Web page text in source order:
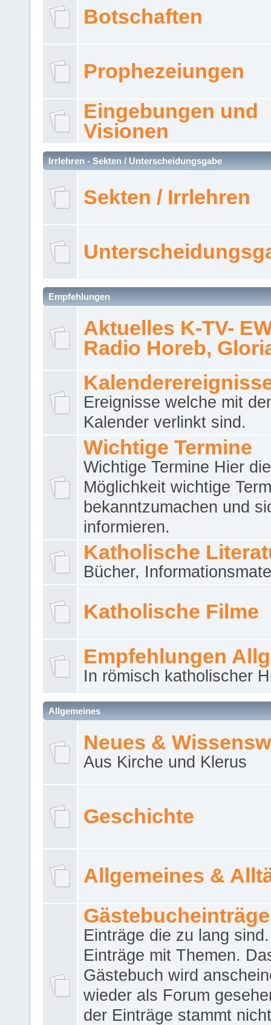
Botschaften
Prophezeiungen
Eingebungen und
Visionen
Irrlehren - Sekten / Unterscheidungsgabe
Sekten / Irrlehren
Empfehlungen
Aktuelles K-TV-
Radio Horeb,
Ereignisse welche mit
Kalender verlinkt sind.
Wichtige Termine
Wichtige Termine Hier die
Möglichkeit wichtige
bekanntzumachen und
informieren.
Katholische
Bücher,
Katholische Filme
Empfehlungen
In römisch katholischer
Allgemeines
Neues &
Aus Kirche und Klerus
Geschichte
Allgemeines &
Gästebucheinträge
Einträge die zu lang
Einträge mit Themen.
Gästebuch wird
wieder als Forum
der Einträge stammt